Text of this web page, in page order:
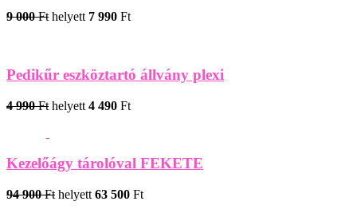
9 000 Ft helyett 7 990 Ft
Pedikűr eszköztartó állvány plexi
4 990 Ft helyett 4 490 Ft
Kezelőágy tárolóval FEKETE
94 900 Ft helyett 63 500 Ft